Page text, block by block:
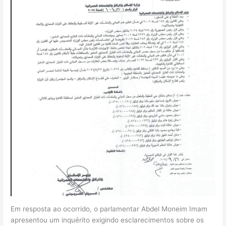
Em resposta ao ocorrido, o parlamentar Abdel Moneim Imam
apresentou um inquérito exigindo esclarecimentos sobre os